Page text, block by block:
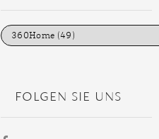
e
n
FOLGEN SIE UNS